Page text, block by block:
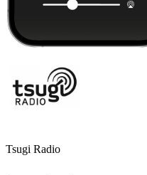
Tsugi Radio